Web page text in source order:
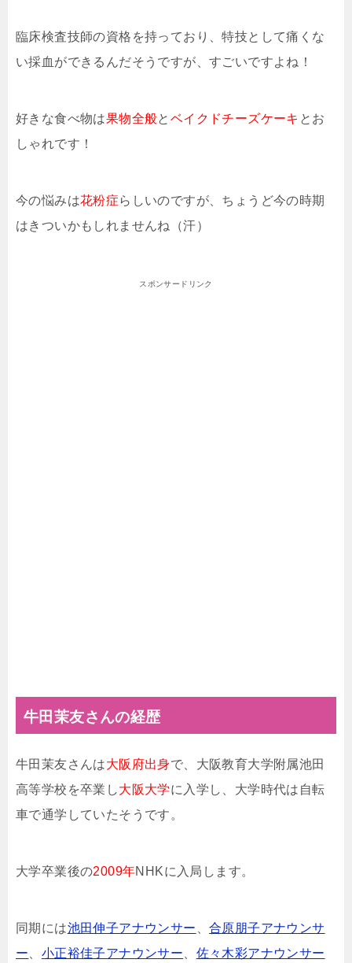
臨床検査技師の資格を持っており、特技として痛くな
い採血ができるんだそうですが、すごいですよね！
好きな食べ物は果物全般と ベイクドチーズケーキ とお
しゃれです！
今の悩みは花粉症らしいのですが、ちょうど今の時期
はきついかもしれませんね（汗）
スポンサードリンク
牛田茉友さんの経歴
牛田茉友さんは大阪府出身で、大阪教育大学附属池田
高等学校を卒業し大阪大学に入学し、大学時代は自転
車で通学していたそうです。
大学卒業後の2009年NHKに入局します。
同期には池田伸子アナウンサー 、合原朋子アナウンサ
ー
小正裕佳子アナウンサー
佐々木彩アナウンサー